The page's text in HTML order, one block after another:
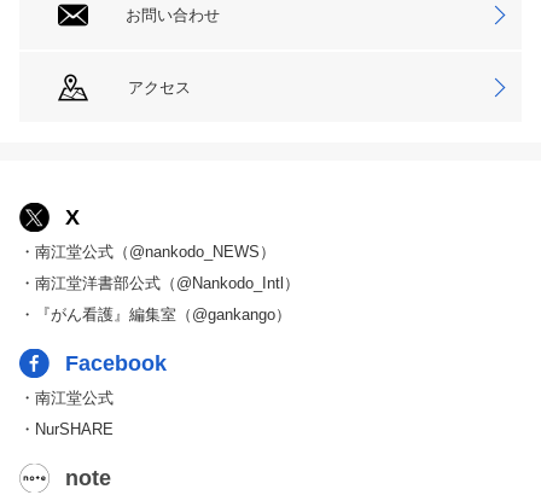
お問い合わせ
アクセス
X
・南江堂公式（@nankodo_NEWS）
・南江堂洋書部公式（@Nankodo_Intl）
・『がん看護』編集室（@gankango）
Facebook
・南江堂公式
・NurSHARE
note